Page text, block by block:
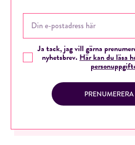
Ja tack, jag vill gärna
nyhetsbrev. Här kan du läsa
PRENUMERERA